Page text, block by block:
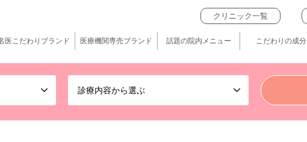
診療内容から選ぶ
クリニック一覧
医こだわりブランド 医療機関専売ブランド 話題の院内メニュー こだわりの成分